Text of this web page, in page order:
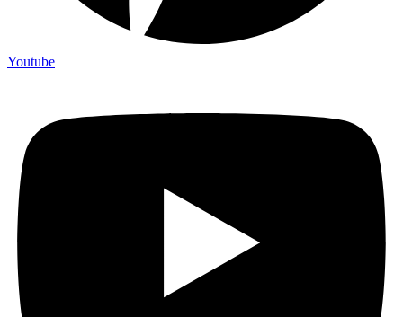
Youtube